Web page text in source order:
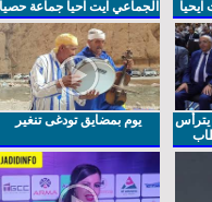
الجماعي ايت احيا جماعة حصيا
يوم بمضايق تودغى تنغير